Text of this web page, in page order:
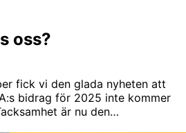
oss?
fick vi den glada nyheten att
bidrag för 2025 inte kommer
är nu den…